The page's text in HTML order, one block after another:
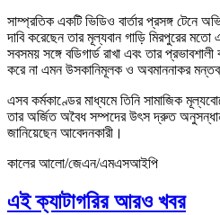
সাম্প্রতিক একটি ভিডিও বার্তার প্রসঙ্গ টেনে
দাবি করেছেন তার মূল্যবান গাড়ি মিরপুরের
সবসময় সঙ্গে বডিগার্ড রাখা এবং তার
করে না এমন উসকানিমূলক ও অবমাননাকর
এসব কর্মকাণ্ডের মাধ্যমে তিনি সামাজিক
তার অর্জিত অবৈধ সম্পদের উৎস দ্রুত
জানিয়েছেন আবেদনকারী।
কালের আলো/জেএন/এমএসআইপি
এই ক্যাটাগরির আরও খবর